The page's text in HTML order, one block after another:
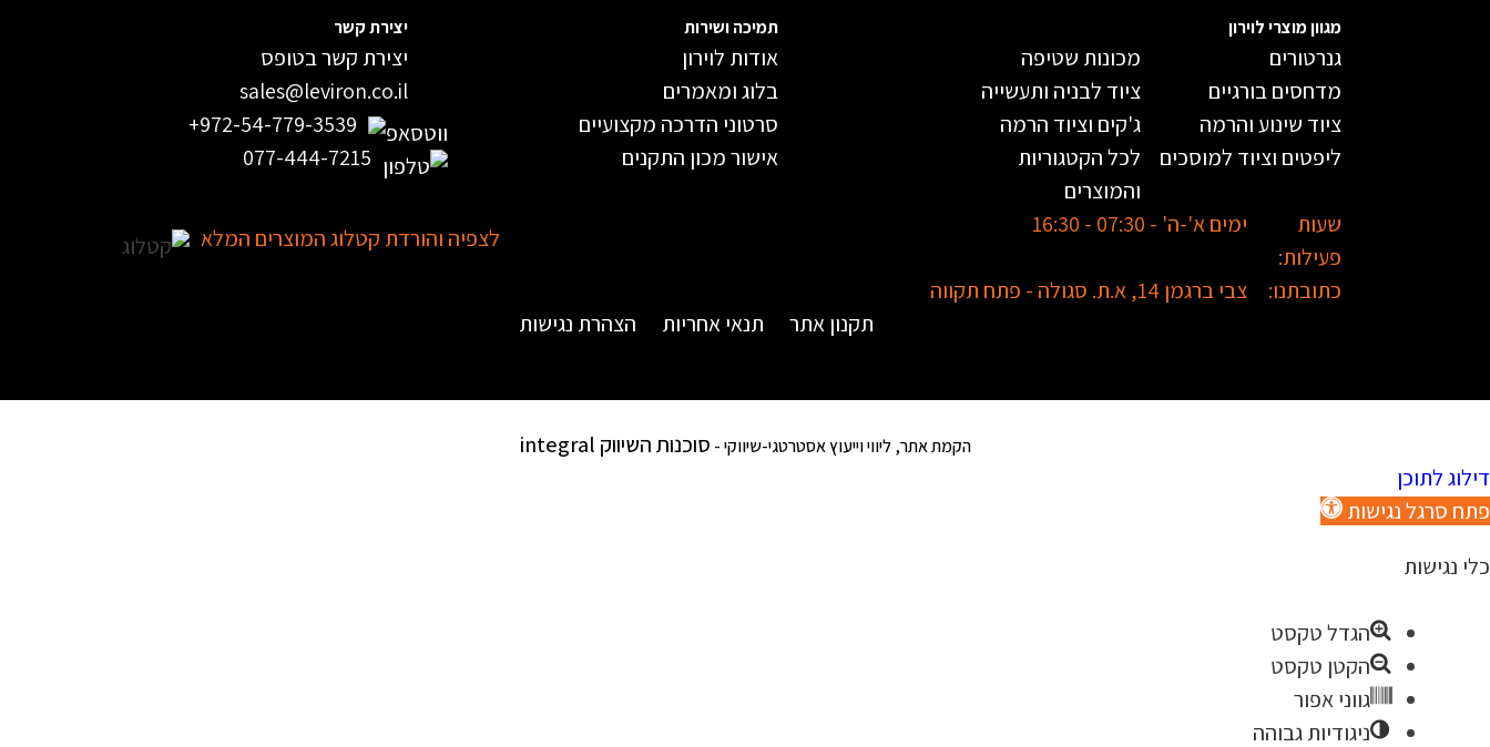
מגוון מוצרי לוירון
גנרטורים
מדחסים בורגיים
ציוד שינוע והרמה
ליפטים וציוד למוסכים
מכונות שטיפה
ציוד לבניה ותעשייה
ג'קים וציוד הרמה
לכל הקטגוריות
והמוצרים
תמיכה ושירות
אודות לוירון
בלוג ומאמרים
סרטוני הדרכה מקצועיים
אישור מכון התקנים
יצירת קשר
יצירת קשר בטופס
sales@leviron.co.il
+972-54-779-3539
077-444-7215
שעות
פעילות:
ימים א'-ה' - 07:30 - 16:30
כתובתנו: צבי ברגמן 14, א.ת. סגולה - פתח תקווה
לצפיה והורדת קטלוג המוצרים המלא
תקנון אתר תנאי אחריות הצהרת נגישות
הקמת אתר, ליווי וייעוץ אסטרטגי-שיווקי - סוכנות השיווק integral
דילוג לתוכן
פתח סרגל נגישות
כלי נגישות
הגדל טקסט
הקטן טקסט
גווני אפור
ניגודיות גבוהה